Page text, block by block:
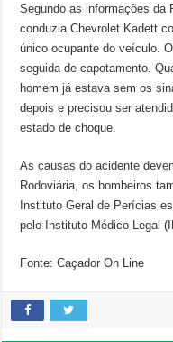
Segundo as informações da
conduzia Chevrolet Kadett
único ocupante do veículo.
seguida de capotamento.
homem já estava sem os
depois e precisou ser
estado de choque.
As causas do acidente
Rodoviária, os bombeiros
Instituto Geral de Perícias
pelo Instituto Médico Legal
Fonte: Caçador On Line